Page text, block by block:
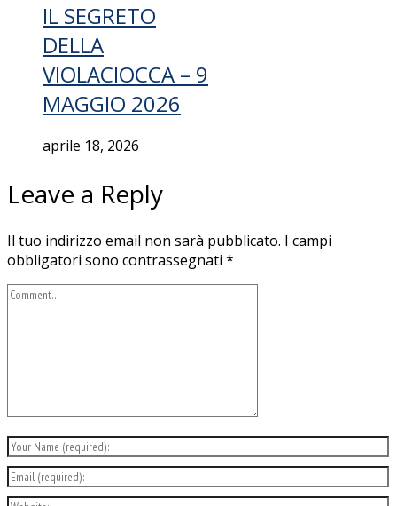
IL SEGRETO
DELLA
VIOLACIOCCA – 9
MAGGIO 2026
aprile 18, 2026
Leave a Reply
Il tuo indirizzo email non sarà pubblicato. I campi
obbligatori sono contrassegnati *